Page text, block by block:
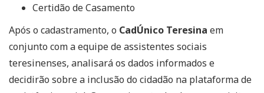
Certidão de Casamento
Após o cadastramento, o CadÚnico Teresina em
conjunto com a equipe de assistentes sociais
teresinenses, analisará os dados informados e
decidirão sobre a inclusão do cidadão na plataforma de